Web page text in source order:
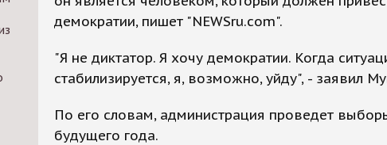
демократии, пишет "NEWSru.com".
"Я не диктатор. Я хочу демократии. Когда
стабилизируется, я, возможно, уйду", - заявил
По его словам, администрация проведет
будущего года.